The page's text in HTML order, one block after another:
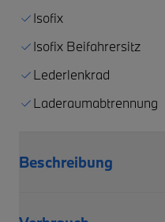
Isofix
Isofix Beifahrersitz
Lederlenkrad
Laderaumabtrennung
Beschreibung